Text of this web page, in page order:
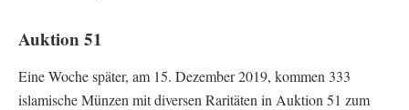
Auktion 51
Eine Woche später, am 15. Dezember 2019, kommen 333
islamische Münzen mit diversen Raritäten in Auktion 51 zum